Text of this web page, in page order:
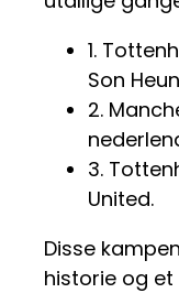
1.
Son
2.
3.
United.
Disse
historie og